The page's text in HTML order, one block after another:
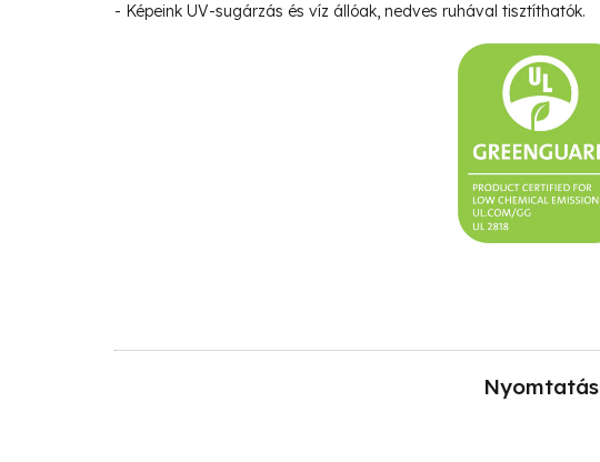
- Képeink UV-sugárzás és víz állóak, nedves ruhával tisztíthatók.
Nyomtatás